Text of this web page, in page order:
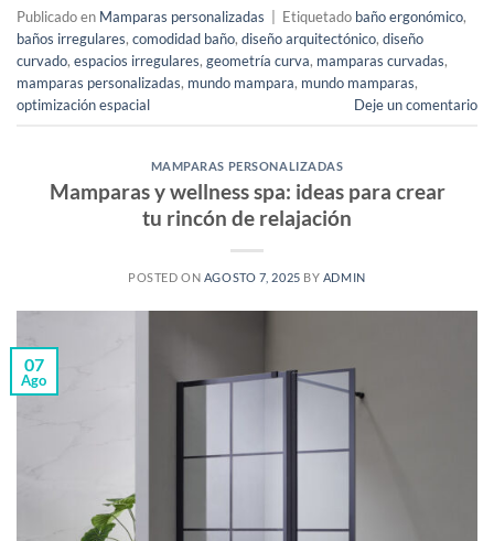
Publicado en Mamparas personalizadas Etiquetado baño ergonómico,
baños irregulares, comodidad baño, diseño arquitectónico, diseño
curvado, espacios irregulares, geometría curva, mamparas curvadas,
mamparas personalizadas, mundo mampara, mundo mamparas,
optimización espacial
Deje un comentario
MAMPARAS PERSONALIZADAS
Mamparas y wellness spa: ideas para crear
tu rincón de relajación
POSTED ON AGOSTO 7, 2025 BY ADMIN
07
Ago